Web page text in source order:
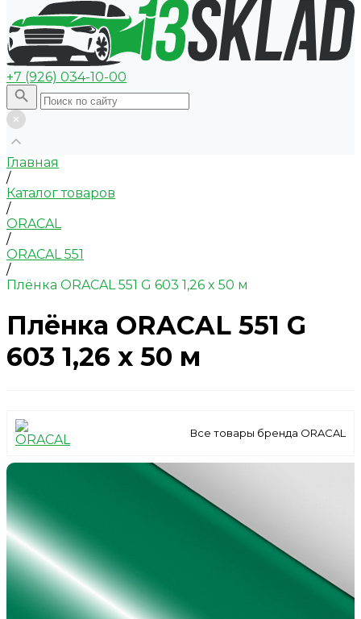
+7 (926) 034-10-00
Главная
/
Каталог товаров
/
ORACAL
/
ORACAL 551
/
Плёнка ORACAL 551 G 603 1,26 x 50 м
Плёнка ORACAL 551 G
603 1,26 x 50 м
Все товары бренда ORACAL